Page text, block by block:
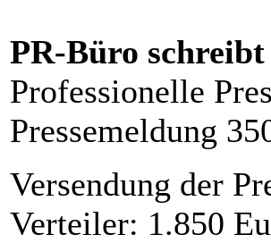
PR-Büro
Professionelle
Pressemeldung
Versendung der
Verteiler: 1.850